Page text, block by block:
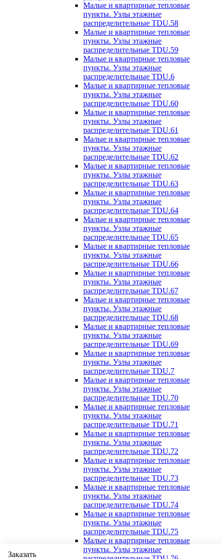
Малые и квартирные тепловые
пункты. Узлы этажные
распределительные TDU.58
Малые и квартирные тепловые
пункты. Узлы этажные
распределительные TDU.59
Малые и квартирные тепловые
пункты. Узлы этажные
распределительные TDU.6
Малые и квартирные тепловые
пункты. Узлы этажные
распределительные TDU.60
Малые и квартирные тепловые
пункты. Узлы этажные
распределительные TDU.61
Малые и квартирные тепловые
пункты. Узлы этажные
распределительные TDU.62
Малые и квартирные тепловые
пункты. Узлы этажные
распределительные TDU.63
Малые и квартирные тепловые
пункты. Узлы этажные
распределительные TDU.64
Малые и квартирные тепловые
пункты. Узлы этажные
распределительные TDU.65
Малые и квартирные тепловые
пункты. Узлы этажные
распределительные TDU.66
Малые и квартирные тепловые
пункты. Узлы этажные
распределительные TDU.67
Малые и квартирные тепловые
пункты. Узлы этажные
распределительные TDU.68
Малые и квартирные тепловые
пункты. Узлы этажные
распределительные TDU.69
Малые и квартирные тепловые
пункты. Узлы этажные
распределительные TDU.7
Малые и квартирные тепловые
пункты. Узлы этажные
распределительные TDU.70
Малые и квартирные тепловые
пункты. Узлы этажные
распределительные TDU.71
Малые и квартирные тепловые
пункты. Узлы этажные
распределительные TDU.72
Малые и квартирные тепловые
пункты. Узлы этажные
распределительные TDU.73
Малые и квартирные тепловые
пункты. Узлы этажные
распределительные TDU.74
Малые и квартирные тепловые
пункты. Узлы этажные
распределительные TDU.75
Малые и квартирные тепловые
пункты. Узлы этажные
Заказать